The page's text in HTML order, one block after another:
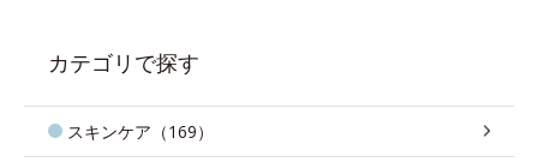
カテゴリで探す
スキンケア（169）